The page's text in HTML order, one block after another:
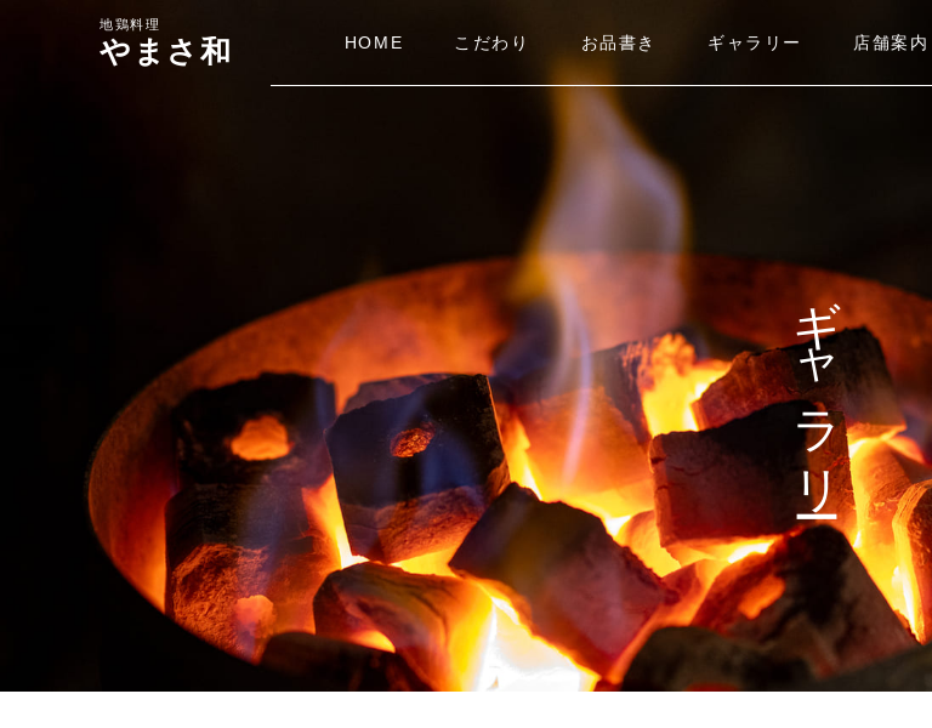
やまさ和 HOME こだわり お品書き ギャラリー 店舗案内
ギャラリー